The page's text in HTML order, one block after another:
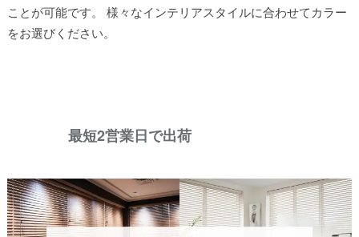
ことが可能です。 様々なインテリアスタイルに合わせてカラー
をお選びください。
最短2営業日で出荷